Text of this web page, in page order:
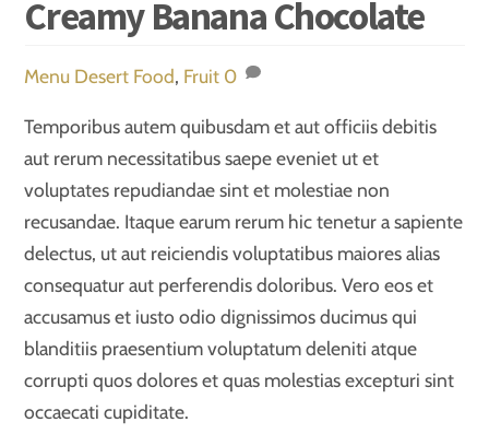
Creamy Banana Chocolate
Menu Desert Food, Fruit 0
Temporibus autem quibusdam et aut officiis debitis
aut rerum necessitatibus saepe eveniet ut et
voluptates repudiandae sint et molestiae non
recusandae. Itaque earum rerum hic tenetur a sapiente
delectus, ut aut reiciendis voluptatibus maiores alias
consequatur aut perferendis doloribus. Vero eos et
accusamus et iusto odio dignissimos ducimus qui
blanditiis praesentium voluptatum deleniti atque
corrupti quos dolores et quas molestias excepturi sint
occaecati cupiditate.